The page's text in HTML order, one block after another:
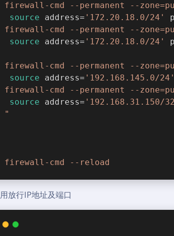
firewall-cmd --permanent --
source address= '172.20.18.0/24'
firewall-cmd --permanent --
source address= '172.20.18.0/24'
firewall-cmd --permanent --
source address= '192.168.145.0/24'
firewall-cmd --permanent --
source address= '192.168.31.150/
"
firewall-cmd --reload
放行IP地址及端口